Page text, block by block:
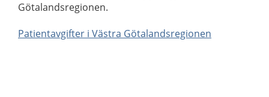
Götalandsregionen.
Patientavgifter i Västra Götalandsregionen